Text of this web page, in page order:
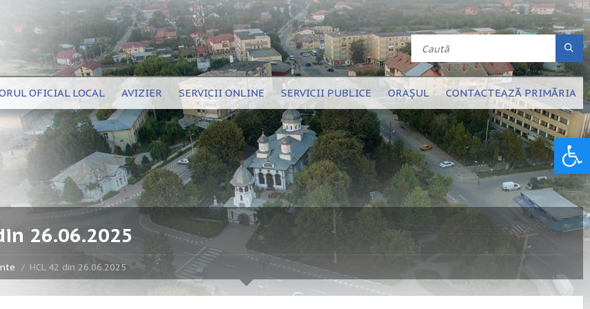
OFICIAL LOCAL AVIZIER SERVICII ONLINE SERVICII PUBLICE ORAȘUL CONTACTEAZĂ PRIMĂRIA
26.06.2025
HCL 42 din 26.06.2025
Deschide bara de unelte